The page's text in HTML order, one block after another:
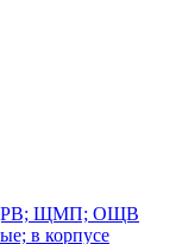
ЩМП; ОЩВ
в корпусе